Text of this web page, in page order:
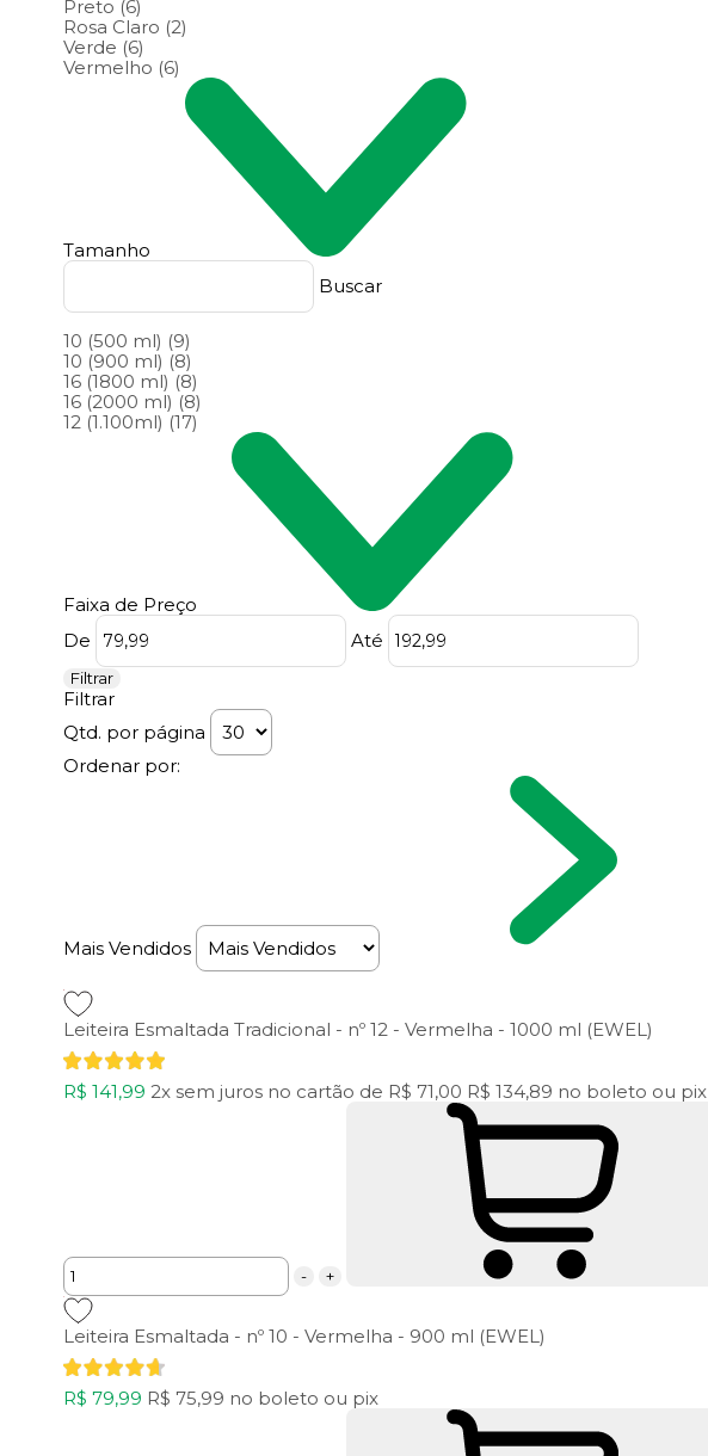
Preto (6)
Rosa Claro (2)
Verde (6)
Vermelho (6)
Tamanho
Buscar
10 (500 ml) (9)
10 (900 ml) (8)
16 (1800 ml) (8)
16 (2000 ml) (8)
12 (1.100ml) (17)
Faixa de Preço
De
Até
Filtrar
Filtrar
Qtd. por página
Ordenar por:
Mais Vendidos
Leiteira Esmaltada Tradicional - nº 12 - Vermelha - 1000 ml (EWEL)
R$ 141,99 2x sem juros no cartão de R$ 71,00 R$ 134,89 no boleto ou pix
- +
Leiteira Esmaltada - nº 10 - Vermelha - 900 ml (EWEL)
R$ 79,99 R$ 75,99 no boleto ou pix